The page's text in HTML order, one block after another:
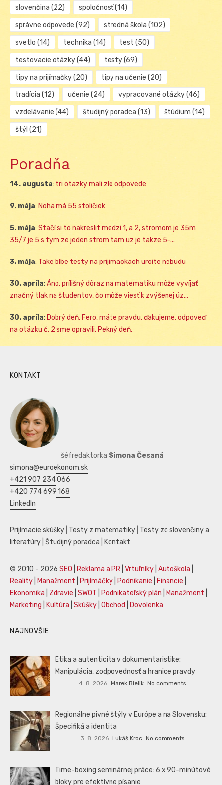
slovenčina (22) spoločnosť(14)
správne odpovede (92) stredná škola (102)
svetlo (14) technika (14) test (50)
testovacie otázky(44) testy(69)
tipy na prijímačky(20) tipy na učenie (20)
tradícia (12) učenie (24) vypracované otázky(46)
vzdelávanie (44) študijný poradca (13) štúdium (14)
štýl (21)
Poradňa
14. augusta: tri otazky mali zle odpovede
9. mája: Noha má 55 stoličiek
5. mája: Stačí si to nakreslit medzi 1, a 2, stromom je 35m
35/7 je 5 s tym ze jeden strom tam uz je takze 5-...
3. mája: Take blbe testy na prijimackach urcite nebudu
30. apríla: Áno, prílišný dôraz na matematiku môže vyvíjať
značný tlak na študentov, čo môže viesť k zvýšenej úz...
30. apríla: Dobrý deň, Fero, máte pravdu, ďakujeme, odpoveď
na otázku č. 2 sme opravili. Pekný deň.
KONTAKT
šéfredaktorka Simona Česaná
simona@euroekonom.sk
+421 907 234 066
+420 774 699 168
LinkedIn
Prijímacie skúšky Testy z matematiky Testy zo slovenčiny a
literatúry Študijný poradca Kontakt
© 2010 - 2026 SEO Reklama a PR Vrtuľníky Autoškola
Reality
Manažment Prijímáčky Podnikanie Financie
Ekonomika
Zdravie SWOT Podnikateľský plán Manažment
Marketing
Kultúra Skúšky Obchod Dovolenka
NAJNOVŠIE
Etika a autenticita v dokumentaristike:
Manipulácia, zodpovednosť a hranice pravdy
4. 8. 2026 Marek Bielik No comments
Regionálne pivné štýly v Európe a na Slovensku:
Špecifiká a identita
3. 8. 2026 Lukáš Kroc No comments
Time-boxing seminárnej práce: 6 x 90-minútové
bloky pre efektívne písanie